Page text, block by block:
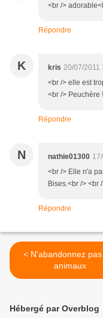
<br />
Répondre
K kris 20/07/2011
<br /> elle est
<br /> Peuchère
Répondre
N nathie01300
<br /> Elle n'a
Bises.<br /> <br
Répondre
< N'abandonnez pas vos
animaux
Hébergé par Overblog